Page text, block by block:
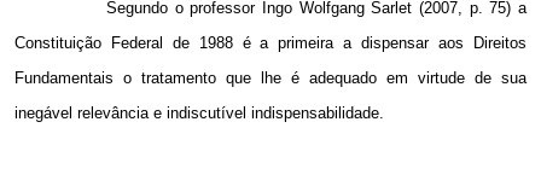
Segundo o professor Ingo Wolfgang Sarlet (2007, p. 75) a
Constituição Federal de 1988 é a primeira a dispensar aos Direitos
Fundamentais o tratamento que lhe é adequado em virtude de sua
inegável relevância e indiscutível indispensabilidade.